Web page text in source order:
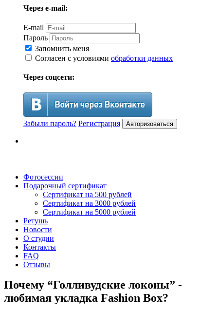
Через e-mail:
E-mail
Пароль
Запомнить меня
Согласен с условиями обработки данных
Через соцсети:
Забыли пароль? Регистрация Авторизоваться
Фотосессии
Подарочный сертификат
Сертификат на 500 рублей
Сертификат на 3000 рублей
Сертификат на 5000 рублей
Ретушь
Новости
О студии
Контакты
FAQ
Отзывы
Почему “Голливудские локоны” -
любимая укладка Fashion Box?